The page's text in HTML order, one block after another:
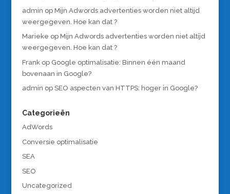
admin op Mijn Adwords advertenties worden niet altijd
weergegeven. Hoe kan dat ?
Marieke op Mijn Adwords advertenties worden niet altijd
weergegeven. Hoe kan dat ?
Frankop Google optimalisatie: Binnen één maand
bovenaan in Google?
admin op SEO aspecten van HTTPS: hoger in Google?
Categorieën
AdWords
Conversie optimalisatie
SEA
SEO
Uncategorized